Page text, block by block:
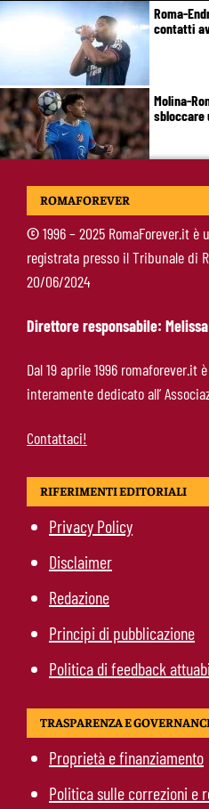
Roma-
contatti
Molina-
sbloccare
Pellegrini-
Rayo
ROMAFOREVER
©1996 – 2025 RomaForever.it
registrata presso il Tribunale di
20/06/2024
Direttore responsabile:
Dal 19 aprile 1996 romaforever.it
interamente dedicato all’
Contattaci!
RIFERIMENTI EDITORIALI
Privacy Policy
Disclaimer
Redazione
Principi di pubblicazione
Politica di feedback
TRASPARENZA E
Proprietà e finanziamento
Politica sulle correzioni e